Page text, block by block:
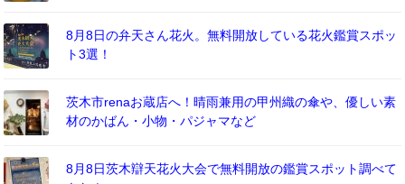
8月8日の弁天さん花火。無料開放している花火鑑賞スポッ
ト3選！
茨木市renaお蔵店へ！晴雨兼用の甲州織の傘や、優しい素
材のかばん・小物・パジャマなど
8月8日茨木辯天花火大会で無料開放の鑑賞スポット調べて